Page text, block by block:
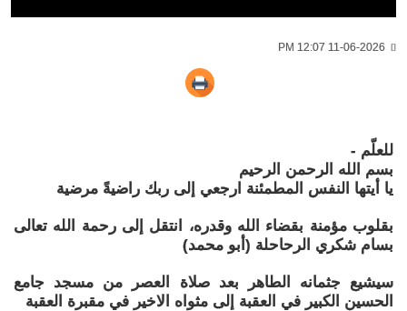
للعلّم -
بسم الله الرحمن الرحيم
يا أيتها النفس المطمئنة ارجعي إلى ربك راضيةً مرضية
بقلوب مؤمنة بقضاء الله وقدره، انتقل إلى رحمة الله تعالى
بسام شكري الرحاحلة (أبو محمد)
سيشيع جثمانه الطاهر بعد صلاة العصر من مسجد جامع
الحسين الكبير في العقبة إلى مثواه الاخير في مقبرة العقبة